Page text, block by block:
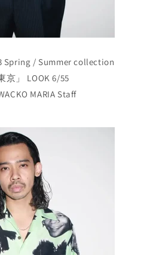
Spring / Summer collection
京」 LOOK 6/55
MARIA Staff